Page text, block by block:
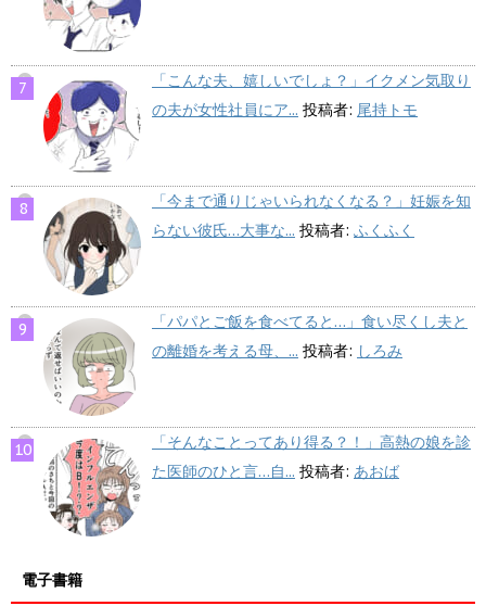
「こんな夫、嬉しいでしょ？」イクメン気取り
の夫が女性社員にア... 投稿者: 尾持トモ
「今まで通りじゃいられなくなる？」妊娠を知
らない彼氏…大事な... 投稿者: ふくふく
「パパとご飯を食べてると…」食い尽くし夫と
の離婚を考える母、... 投稿者: しろみ
「そんなことってあり得る？！」高熱の娘を診
た医師のひと言…自... 投稿者: あおば
電子書籍